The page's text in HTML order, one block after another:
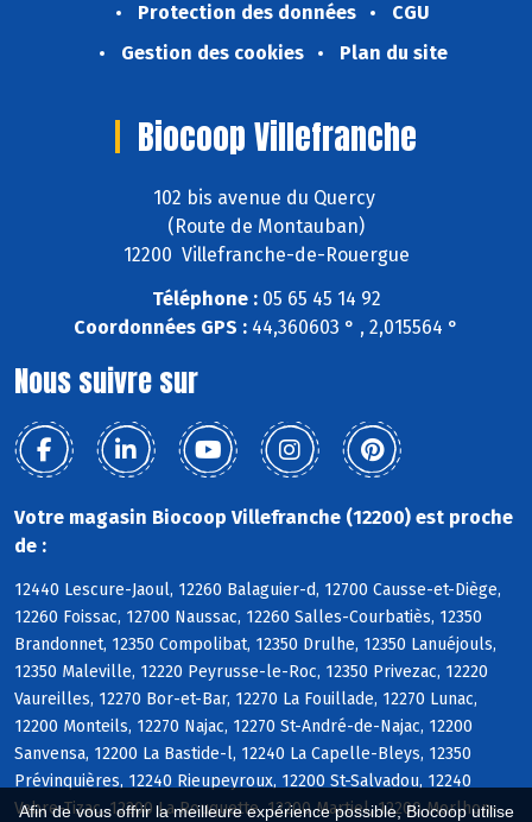
Afin de vous offrir la meilleure expérience possible, Biocoop utilise
Protection des données
CGU
Gestion des cookies
Plan du site
Biocoop Villefranche
102 bis avenue du Quercy
(Route de Montauban)
12200 Villefranche-de-Rouergue
Téléphone :05 65 45 14 92
Coordonnées GPS : 44,360603 ° , 2,015564 °
Nous suivre sur
Votre magasin Biocoop Villefranche (12200) est proche
de :
12440 Lescure-Jaoul, 12260 Balaguier-d, 12700 Causse-et-Diège,
12260 Foissac, 12700 Naussac, 12260 Salles-Courbatiès, 12350
Brandonnet, 12350 Compolibat, 12350 Drulhe, 12350 Lanuéjouls,
12350 Maleville, 12220 Peyrusse-le-Roc, 12350 Privezac, 12220
Vaureilles, 12270 Bor-et-Bar, 12270 La Fouillade, 12270 Lunac,
12200 Monteils, 12270 Najac, 12270 St-André-de-Najac, 12200
Sanvensa, 12200 La Bastide-l, 12240 La Capelle-Bleys, 12350
Prévinquières, 12240 Rieupeyroux, 12200 St-Salvadou, 12240
Vabre-Tizac, 12200 La Rouquette, 12200 Martiel, 12200 Morlhon-